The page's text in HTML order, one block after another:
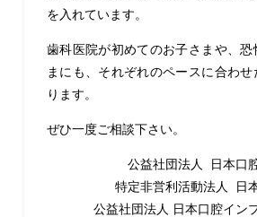
を入れています。
歯科医院が初めてのお子さまや、恐
まにも、それぞれのペースに合わ
ります。
ぜひ一度ご相談下さい。
公益社団法人 日本口
特定非営利活動法人 日
公益社団法人 日本口腔イン